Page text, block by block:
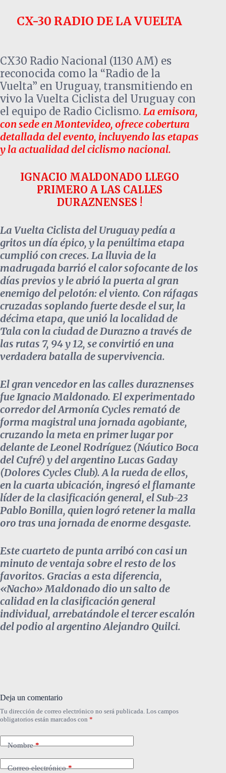
CX-30 RADIO DE LA VUELTA
CX30 Radio Nacional (1130 AM) es
reconocida como la “Radio de la
Vuelta” en Uruguay, transmitiendo en
vivo la Vuelta Ciclista del Uruguay con
el equipo de Radio Ciclismo. La emisora,
con sede en Montevideo, ofrece cobertura
detallada del evento, incluyendo las etapas
y la actualidad del ciclismo nacional.
IGNACIO MALDONADO LLEGO
PRIMERO A LAS CALLES
DURAZNENSES !
La Vuelta Ciclista del Uruguay pedía a
gritos un día épico, y la penúltima etapa
cumplió con creces. La lluvia de la
madrugada barrió el calor sofocante de los
días previos y le abrió la puerta al gran
enemigo del pelotón: el viento. Con ráfagas
cruzadas soplando fuerte desde el sur, la
décima etapa, que unió la localidad de
Tala con la ciudad de Durazno a través de
las rutas 7, 94 y 12, se convirtió en una
verdadera batalla de supervivencia.
El gran vencedor en las calles duraznenses
fue Ignacio Maldonado. El experimentado
corredor del Armonía Cycles remató de
forma magistral una jornada agobiante,
cruzando la meta en primer lugar por
delante de Leonel Rodríguez (Náutico Boca
del Cufré) y del argentino Lucas Gaday
(Dolores Cycles Club). A la rueda de ellos,
en la cuarta ubicación, ingresó el flamante
líder de la clasificación general, el Sub-23
Pablo Bonilla, quien logró retener la malla
oro tras una jornada de enorme desgaste.
Este cuarteto de punta arribó con casi un
minuto de ventaja sobre el resto de los
favoritos. Gracias a esta diferencia,
«Nacho» Maldonado dio un salto de
calidad en la clasificación general
individual, arrebatándole el tercer escalón
del podio al argentino Alejandro Quilci.
Deja un comentario
Tu dirección de correo electrónico no será publicada. Los campos
obligatorios están marcados con *
Nombre*
Correo electrónico*